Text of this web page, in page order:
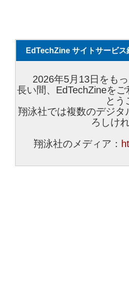
EdTechZine サイトサービス
2026年5月13日をも
長い間、EdTechZineを
とう
翔泳社では複数のデジ
ろしけ
翔泳社のメディア：